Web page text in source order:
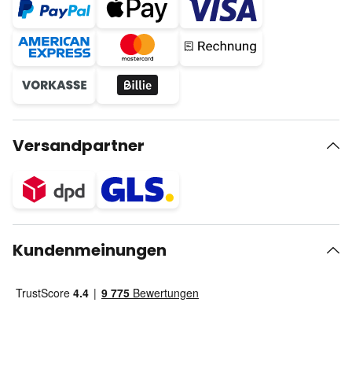
Versandpartner
Kundenmeinungen